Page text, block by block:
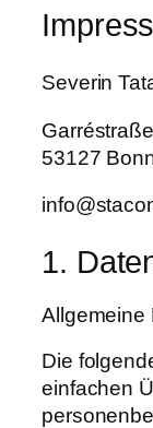
Severin
53127
1.
Allgemeine
Die
einfachen